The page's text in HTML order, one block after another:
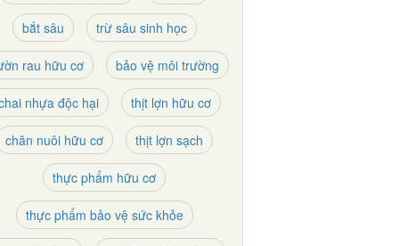
bắt sâu trừ sâu sinh học
rau hữu cơ bảo vệ môi trường
nhựa độc hại thịt lợn hữu cơ
chăn nuôi hữu cơ thịt lợn sạch
thực phẩm hữu cơ
thực phẩm bảo vệ sức khỏe